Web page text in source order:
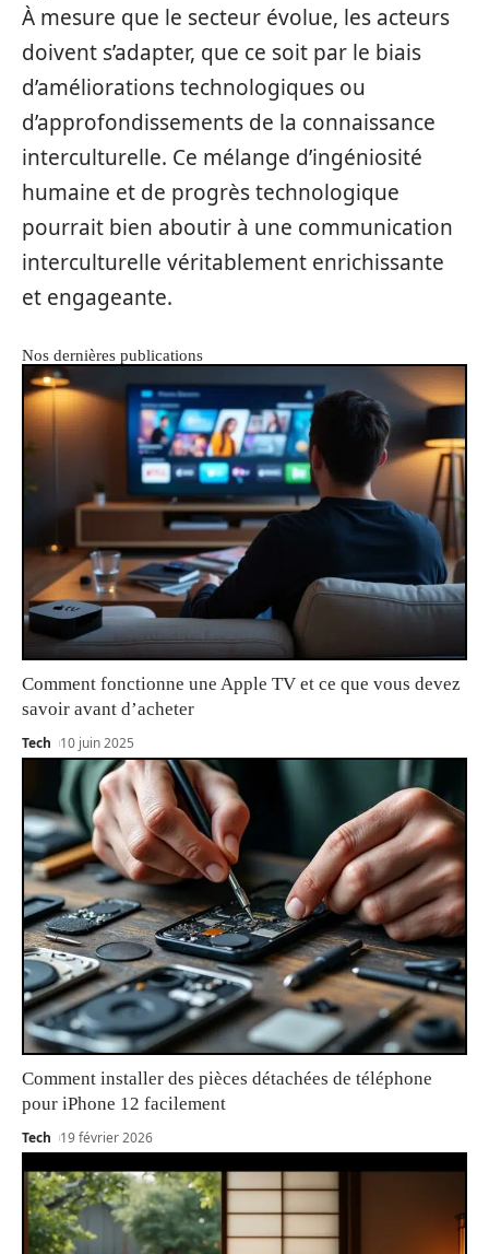
À mesure que le secteur évolue, les acteurs
doivent s’adapter, que ce soit par le biais
d’améliorations technologiques ou
d’approfondissements de la connaissance
interculturelle. Ce mélange d’ingéniosité
humaine et de progrès technologique
pourrait bien aboutir à une communication
interculturelle véritablement enrichissante
et engageante.
Nos dernières publications
Comment fonctionne une Apple TV et ce que vous devez
savoir avant d’acheter
Tech 10 juin 2025
Comment installer des pièces détachées de téléphone
pour iPhone 12 facilement
Tech 19 février 2026